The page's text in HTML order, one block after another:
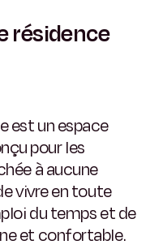
résidence
est un espace
pour les
à aucune
vivre en toute
du temps et de
et confortable.